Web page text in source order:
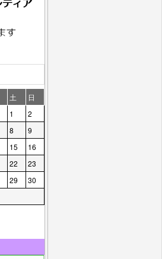
土
日
1
2
8
9
15
16
22
23
29
30